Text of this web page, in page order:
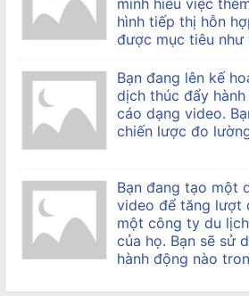
hình tiếp thị hỗn
được mục tiêu như
Bạn đang lên kế
dịch thúc đẩy
cáo dạng video.
chiến lược đo
Bạn đang tạo một
video để tăng lượt
một công ty du
của họ. Bạn sẽ sử
hành động nào